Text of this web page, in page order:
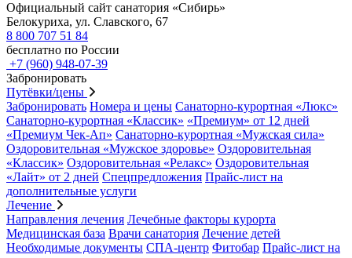
Официальный сайт санатория «Сибирь»
Белокуриха, ул. Славского, 67
8 800 707 51 84
бесплатно по России
+7 (960) 948-07-39
Забронировать
Путёвки/цены
Забронировать Номера и цены Санаторно-курортная «Люкс»
Санаторно-курортная «Классик» «Премиум» от 12 дней
«Премиум Чек-Ап» Санаторно-курортная «Мужская сила»
Оздоровительная «Мужское здоровье» Оздоровительная
«Классик» Оздоровительная «Релакс» Оздоровительная
«Лайт» от 2 дней Спецпредложения Прайс-лист на
дополнительные услуги
Лечение
Направления лечения Лечебные факторы курорта
Медицинская база Врачи санатория Лечение детей
Необходимые документы СПА-центр Фитобар Прайс-лист на